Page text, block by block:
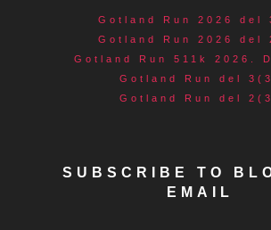
Gotland Run 2026 del
Gotland Run 2026 del
Gotland Run 511k 2026.
Gotland Run del
Gotland Run del
SUBSCRIBE TO
EMAIL